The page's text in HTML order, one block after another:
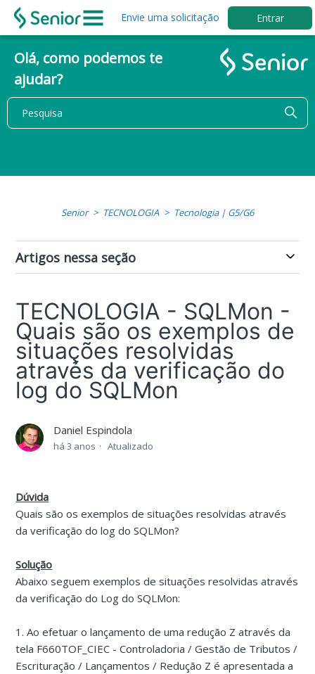
Envie uma solicitação Entrar
Olá, como podemos te
ajudar?
Senior TECNOLOGIA Tecnologia | G5/G6
Artigos nessa seção
TECNOLOGIA - SQLMon -
Quais são os exemplos de
situações resolvidas
através da verificação do
log do SQLMon
Daniel Espindola
há 3 anos Atualizado
Dúvida
Quais são os exemplos de situações resolvidas através
da verificação do log do SQLMon?
Solução
Abaixo seguem exemplos de situações resolvidas através
da verificação do Log do SQLMon:
1. Ao efetuar o lançamento de uma redução Z através da
tela F660TOF_CIEC - Controladoria / Gestão de Tributos /
Escrituração / Lançamentos / Redução Z é apresentada a